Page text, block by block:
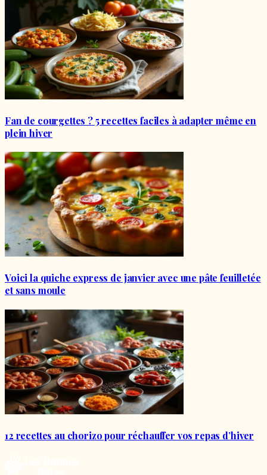
Fan de courgettes ? 5 recettes faciles à adapter même en
plein hiver
Voici la quiche express de janvier avec une pâte feuilletée
et sans moule
12 recettes au chorizo pour réchauffer vos repas d’hiver